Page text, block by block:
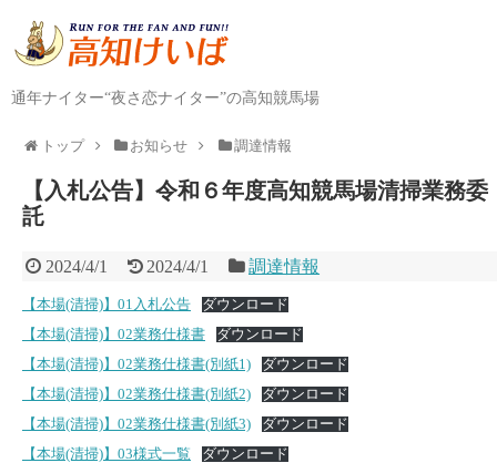
通年ナイター“夜さ恋ナイター”の高知競馬場
トップ お知らせ 調達情報
【入札公告】令和６年度高知競馬場清掃業務委
託
2024/4/1 2024/4/1 調達情報
【本場(清掃)】01入札公告
ダウンロード
【本場(清掃)】02業務仕様書
ダウンロード
【本場(清掃)】02業務仕様書(別紙1)
ダウンロード
【本場(清掃)】02業務仕様書(別紙2)
ダウンロード
【本場(清掃)】02業務仕様書(別紙3)
ダウンロード
【本場(清掃)】03様式一覧
ダウンロード